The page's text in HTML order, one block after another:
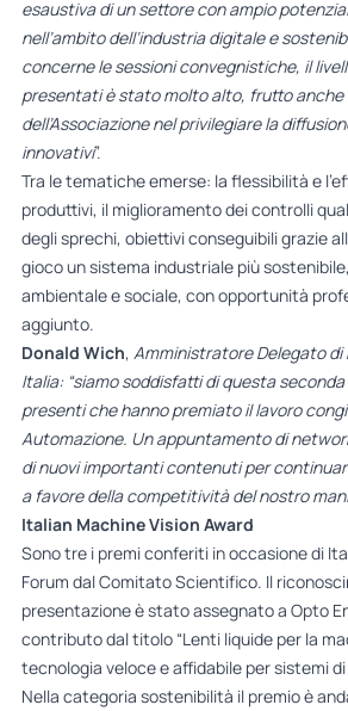
esaustiva di un settore con ampio
nell’ambito dell’industria digitale e
concerne le sessioni convegnistiche, il
presentati è stato molto alto, frutto anche
dell’Associazione nel privilegiare la
innovativi”.
Tra le tematiche emerse: la flessibilità e
produttivi, il miglioramento dei controlli
degli sprechi, obiettivi conseguibili grazie
gioco un sistema industriale più
ambientale e sociale, con opportunità
aggiunto.
Donald Wich, Amministratore Delegato di
Italia: “siamo soddisfatti di questa
presenti che hanno premiato il lavoro
Automazione. Un appuntamento di
di nuovi importanti contenuti per
a favore della competitività del nostro
Italian Machine Vision Award
Sono tre i premi conferiti in occasione di
Forum dal Comitato Scientifico. Il
presentazione è stato assegnato a Opto
contributo dal titolo “Lenti liquide per la
tecnologia veloce e affidabile per sistemi di
Nella categoria sostenibilità il premio è